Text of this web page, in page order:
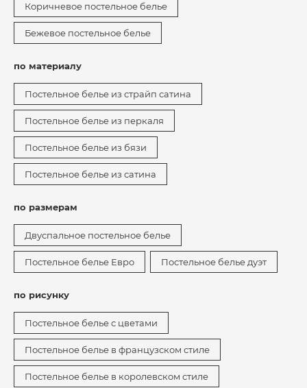
Коричневое постельное белье
Бежевое постельное белье
по материалу
Постельное белье из страйп сатина
Постельное белье из перкаля
Постельное белье из бязи
Постельное белье из сатина
по размерам
Двуспальное постельное белье
Постельное белье Евро Постельное белье дуэт
по рисунку
Постельное белье с цветами
Постельное белье в французском стиле
Постельное белье в королевском стиле